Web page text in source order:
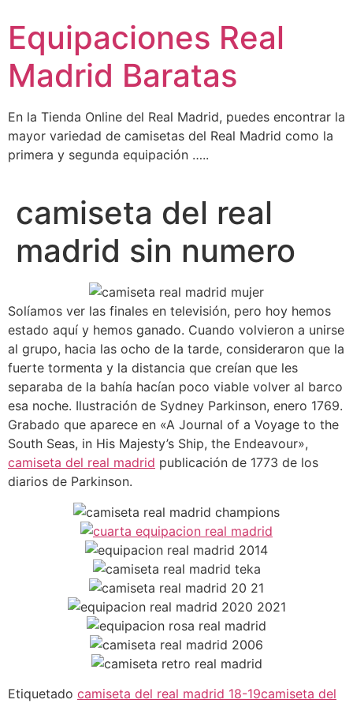
contenido
Equipaciones Real
Madrid Baratas
En la Tienda Online del Real Madrid, puedes encontrar la
mayor variedad de camisetas del Real Madrid como la
primera y segunda equipación …..
camiseta del real
madrid sin numero
Solíamos ver las finales en televisión, pero hoy hemos
estado aquí y hemos ganado. Cuando volvieron a unirse
al grupo, hacia las ocho de la tarde, consideraron que la
fuerte tormenta y la distancia que creían que les
separaba de la bahía hacían poco viable volver al barco
esa noche. Ilustración de Sydney Parkinson, enero 1769.
Grabado que aparece en «A Journal of a Voyage to the
South Seas, in His Majesty’s Ship, the Endeavour»,
camiseta del real madrid publicación de 1773 de los
diarios de Parkinson.
Etiquetado camiseta del real madrid 18-19camiseta del